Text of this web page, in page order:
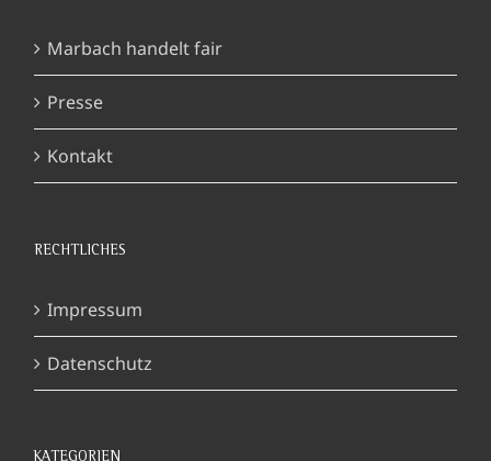
Marbach handelt fair
Presse
Kontakt
RECHTLICHES
Impressum
Datenschutz
KATEGORIEN